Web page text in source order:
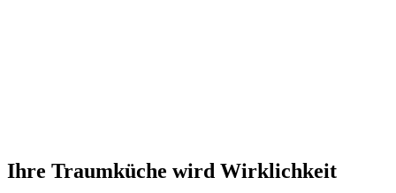
Ihre Traumküche wird Wirklichkeit